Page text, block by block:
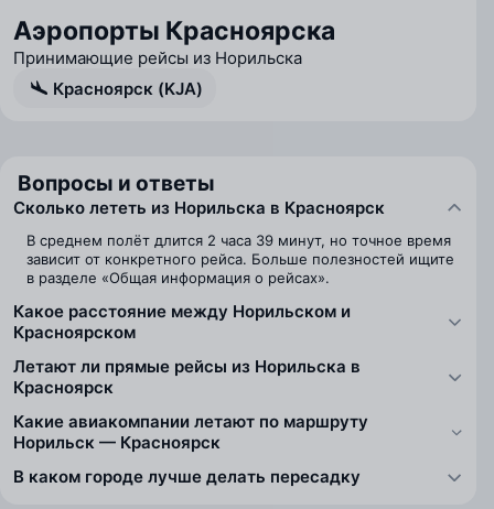
Аэропорты Красноярска
Принимающие рейсы из Норильска
Красноярск (KJA)
Вопросы и ответы
Сколько лететь из Норильска в Красноярск
В среднем полёт длится 2 часа 39 минут, но точное время
зависит от конкретного рейса. Больше полезностей ищите
в разделе «Общая информация о рейсах».
Какое расстояние между Норильском и
Красноярском
Летают ли прямые рейсы из Норильска в
Красноярск
Какие авиакомпании летают по маршруту
Норильск — Красноярск
В каком городе лучше делать пересадку